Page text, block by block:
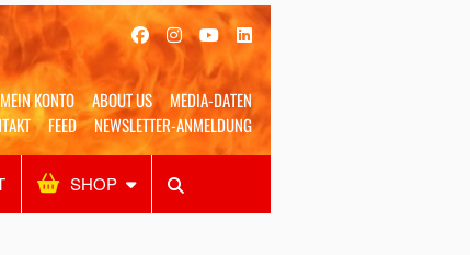
MEIN KONTO ABOUT US
MEDIA-DATEN
FEED NEWSLETTER-ANMELDUNG
SHOP
Alles Shop SUCHEN